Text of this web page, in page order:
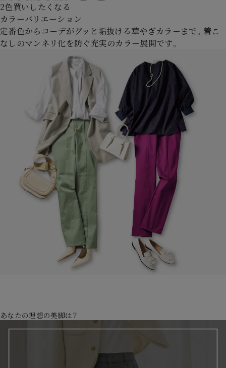
2色買いしたくなる
カラーバリエーション
定番色からコーデがグッと垢抜ける華やぎカラーまで。着こ
なしのマンネリ化を防ぐ充実のカラー展開です。
あなたの理想の美脚は？